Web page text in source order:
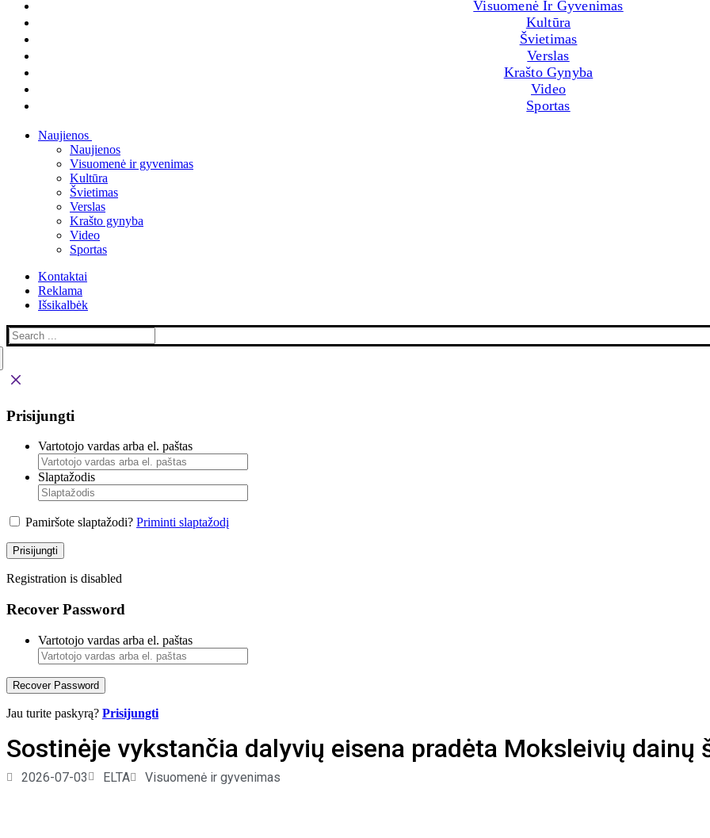
Visuomenė Ir Gyvenimas
Kultūra
Švietimas
Verslas
Krašto Gynyba
Video
Sportas
Naujienos
Naujienos
Visuomenė ir gyvenimas
Kultūra
Švietimas
Verslas
Krašto gynyba
Video
Sportas
Kontaktai
Reklama
Išsikalbėk
Prisijungti
Vartotojo vardas arba el. paštas
Slaptažodis
Pamiršote slaptažodi? Priminti slaptažodį
Prisijungti
Registration is disabled
Recover Password
Vartotojo vardas arba el. paštas
Recover Password
Jau turite paskyrą? Prisijungti
Sostinėje vykstančia dalyvių eisena pradėta Moksleivių dainų
2026-07-03 ELTA Visuomenė ir gyvenimas